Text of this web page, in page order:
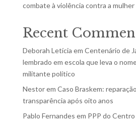
combate à violência contra a mulher
Recent
Deborah Letícia em Centenário de
lembrado em escola que leva o
militante político
Nestorem Caso Braskem:
transparência após oito anos
Pablo Fernandes em PPP do